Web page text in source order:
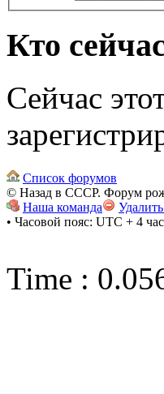
Кто
Сейчас
Список форумов
© Назад в СССР. Форум
Наша команда
• Часовой пояс: UTC + 4
Time :